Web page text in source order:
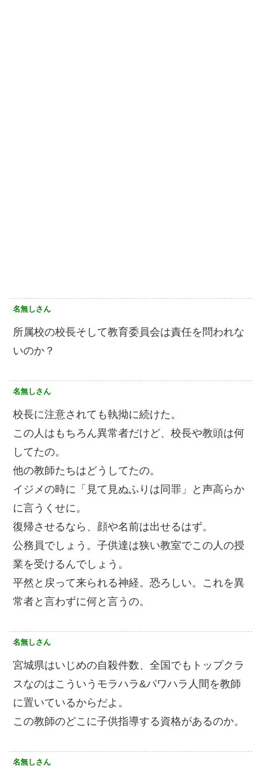
名無しさん
所属校の校長そして教育委員会は責任を問われな
いのか？
名無しさん
校長に注意されても執拗に続けた。
この人はもちろん異常者だけど、校長や教頭は何
してたの。
他の教師たちはどうしてたの。
イジメの時に「見て見ぬふりは同罪」と声高らか
に言うくせに。
復帰させるなら、顔や名前は出せるはず。
公務員でしょう。子供達は狭い教室でこの人の授
業を受けるんでしょう。
平然と戻って来られる神経。恐ろしい。これを異
常者と言わずに何と言うの。
名無しさん
宮城県はいじめの自殺件数、全国でもトップクラ
スなのはこういうモラハラ&パワハラ人間を教師
に置いているからだよ。
この教師のどこに子供指導する資格があるのか。
名無しさん